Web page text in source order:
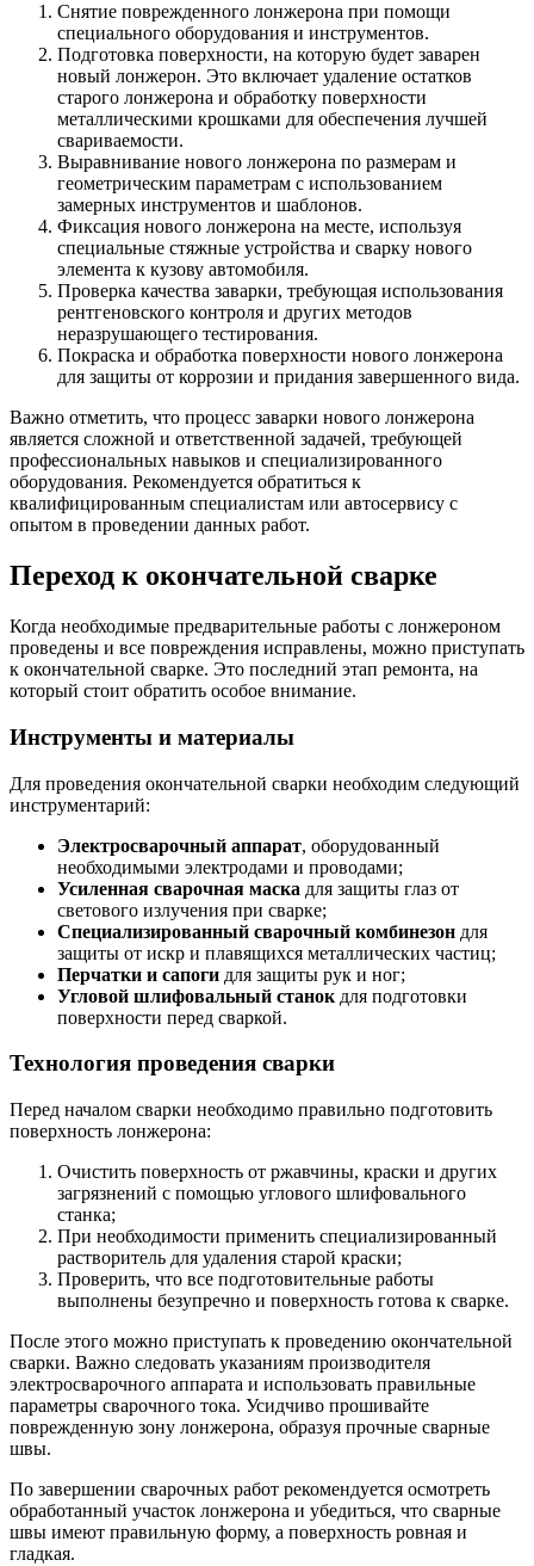
Снятие поврежденного лонжерона при помощи
специального оборудования и инструментов.
Подготовка поверхности, на которую будет заварен
новый лонжерон. Это включает удаление остатков
старого лонжерона и обработку поверхности
металлическими крошками для обеспечения лучшей
свариваемости.
Выравнивание нового лонжерона по размерам и
геометрическим параметрам с использованием
замерных инструментов и шаблонов.
Фиксация нового лонжерона на месте, используя
специальные стяжные устройства и сварку нового
элемента к кузову автомобиля.
Проверка качества заварки, требующая использования
рентгеновского контроля и других методов
неразрушающего тестирования.
Покраска и обработка поверхности нового лонжерона
для защиты от коррозии и придания завершенного вида.
Важно отметить, что процесс заварки нового лонжерона
является сложной и ответственной задачей, требующей
профессиональных навыков и специализированного
оборудования. Рекомендуется обратиться к
квалифицированным специалистам или автосервису с
опытом в проведении данных работ.
Переход к окончательной сварке
Когда необходимые предварительные работы с лонжероном
проведены и все повреждения исправлены, можно приступать
к окончательной сварке. Это последний этап ремонта, на
который стоит обратить особое внимание.
Инструменты и материалы
Для проведения окончательной сварки необходим следующий
инструментарий:
Электросварочный аппарат, оборудованный
необходимыми электродами и проводами;
Усиленная сварочная маска для защиты глаз от
светового излучения при сварке;
Специализированный сварочный комбинезон для
защиты от искр и плавящихся металлических частиц;
Перчатки и сапоги для защиты рук и ног;
Угловой шлифовальный станок для подготовки
поверхности перед сваркой.
Технология проведения сварки
Перед началом сварки необходимо правильно подготовить
поверхность лонжерона:
Очистить поверхность от ржавчины, краски и других
загрязнений с помощью углового шлифовального
станка;
При необходимости применить специализированный
растворитель для удаления старой краски;
Проверить, что все подготовительные работы
выполнены безупречно и поверхность готова к сварке.
После этого можно приступать к проведению окончательной
сварки. Важно следовать указаниям производителя
электросварочного аппарата и использовать правильные
параметры сварочного тока. Усидчиво прошивайте
поврежденную зону лонжерона, образуя прочные сварные
швы.
По завершении сварочных работ рекомендуется осмотреть
обработанный участок лонжерона и убедиться, что сварные
швы имеют правильную форму, а поверхность ровная и
гладкая.